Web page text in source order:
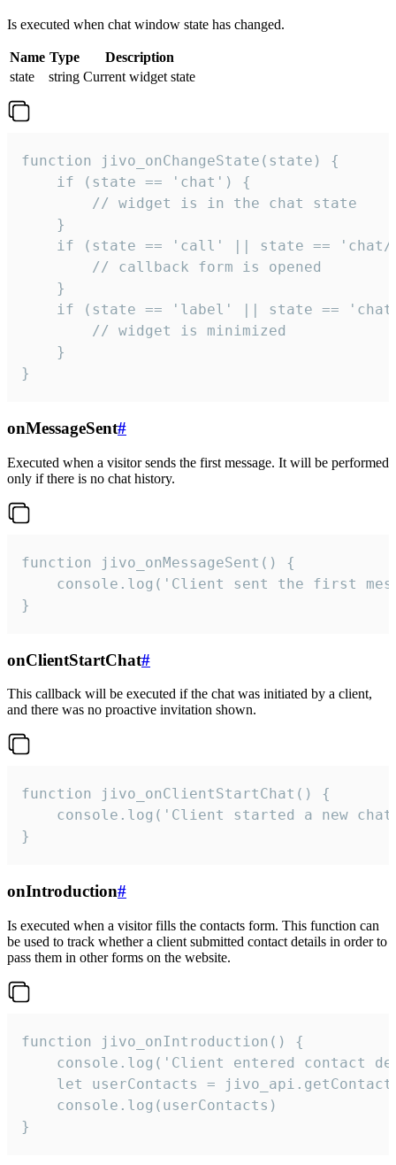
Is executed when chat window state has changed.
Name Type
Description
state
string Current widget state
function jivo_onChangeState(state) {
    if (state == 'chat') {
        // widget is in the chat state
    }
if (state == 'call' || state ==
        // callback form is opened
    }
if (state == 'label' || state ==
        // widget is minimized
    }
}
onMessageSent#
Executed when a visitor sends the first message. It will be performed
only if there is no chat history.
function jivo_onMessageSent() {
console.log('Client sent the first
}
onClientStartChat#
This callback will be executed if the chat was initiated by a client,
and there was no proactive invitation shown.
function jivo_onClientStartChat() {
console.log('Client started a new
}
onIntroduction#
Is executed when a visitor fills the contacts form. This function can
be used to track whether a client submitted contact details in order to
pass them in other forms on the website.
function jivo_onIntroduction() {
console.log('Client entered contact
let userContacts =
    console.log(userContacts)
}